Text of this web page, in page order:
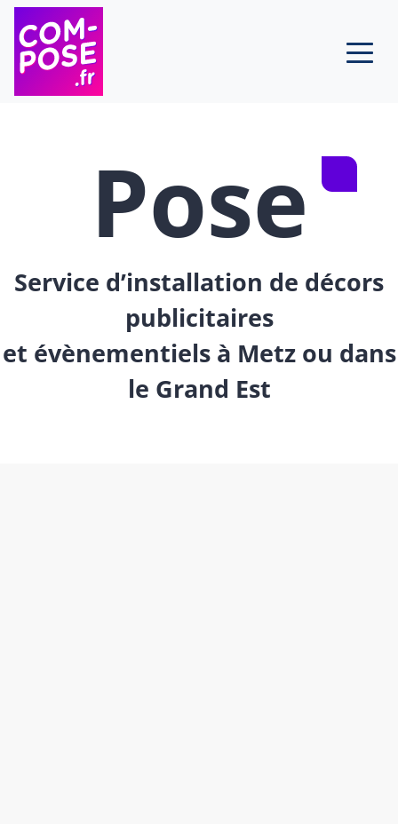
Skip to content
Pose
Service d’installation de décors
publicitaires
et évènementiels à Metz ou dans
le Grand Est